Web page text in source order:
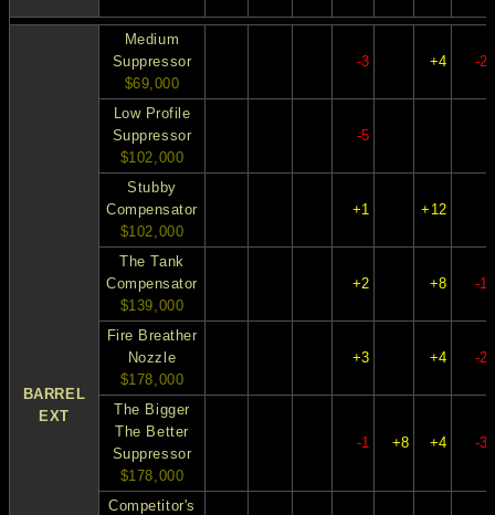
BARREL
EXT
Medium
Suppressor
$69,000
-3 +4 -2
Low Profile
Suppressor
$102,000
-5
Stubby
Compensator
$102,000
+1 +12
The Tank
Compensator
$139,000
+2 +8 -1
Fire Breather
Nozzle
$178,000
+3 +4 -2
The Bigger
The Better
Suppressor
$178,000
-1 +8 +4 -3
Competitor's